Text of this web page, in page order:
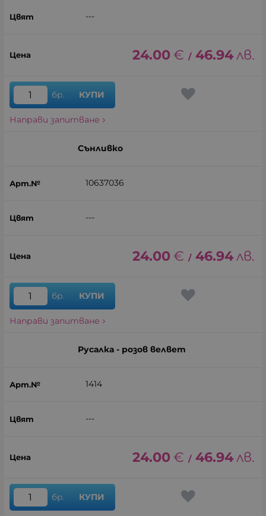
---
24.00€ / 46.94лв.
бр. КУПИ
Направи запитване
10637036
Сънливко
---
24.00€ / 46.94лв.
бр. КУПИ
Направи запитване
1414
Русалка - розов велвет
---
24.00€ / 46.94лв.
бр. КУПИ